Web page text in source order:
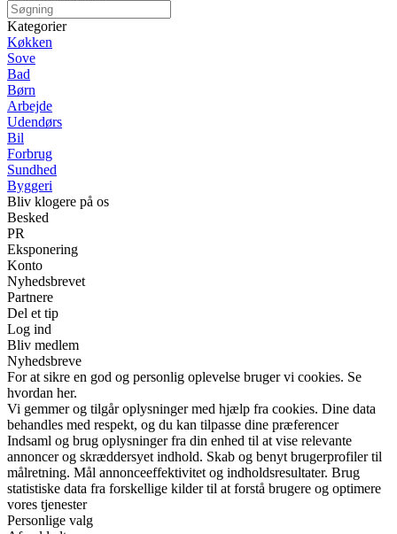
Kategorier
Køkken
Sove
Bad
Børn
Arbejde
Udendørs
Bil
Forbrug
Sundhed
Byggeri
Bliv klogere på os
Besked
PR
Eksponering
Konto
Nyhedsbrevet
Partnere
Del et tip
Log ind
Bliv medlem
Nyhedsbreve
For at sikre en god og personlig oplevelse bruger vi cookies. Se
hvordan her.
Vi gemmer og tilgår oplysninger med hjælp fra cookies. Dine data
behandles med respekt, og du kan tilpasse dine præferencer
Indsaml og brug oplysninger fra din enhed til at vise relevante
annoncer og skræddersyet indhold. Skab og benyt brugerprofiler til
målretning. Mål annonceeffektivitet og indholdsresultater. Brug
statistiske data fra forskellige kilder til at forstå brugere og optimere
vores tjenester
Personlige valg